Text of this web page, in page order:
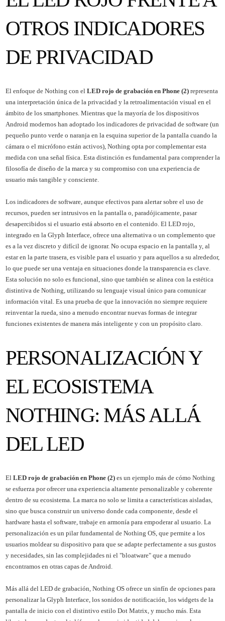
OTROS INDICADORES
DE PRIVACIDAD
El enfoque de Nothing con el LED rojo de grabación en Phone (2)representa
una interpretación única de la privacidad y la retroalimentación visual en el
ámbito de los smartphones. Mientras que la mayoría de los dispositivos
Android modernos han adoptado los indicadores de privacidad de software (un
pequeño punto verde o naranja en la esquina superior de la pantalla cuando la
cámara o el micrófono están activos), Nothing opta por complementar esta
medida con una señal física. Esta distinción es fundamental para comprender la
filosofía de diseño de la marca y su compromiso con una experiencia de
usuario más tangible y consciente.
Los indicadores de software, aunque efectivos para alertar sobre el uso de
recursos, pueden ser intrusivos en la pantalla o, paradójicamente, pasar
desapercibidos si el usuario está absorto en el contenido. El LED rojo,
integrado en la Glyph Interface, ofrece una alternativa o un complemento que
es a la vez discreto y difícil de ignorar. No ocupa espacio en la pantalla y, al
estar en la parte trasera, es visible para el usuario y para aquellos a su alrededor,
lo que puede ser una ventaja en situaciones donde la transparencia es clave.
Esta solución no solo es funcional, sino que también se alinea con la estética
distintiva de Nothing, utilizando su lenguaje visual único para comunicar
información vital. Es una prueba de que la innovación no siempre requiere
reinventar la rueda, sino a menudo encontrar nuevas formas de integrar
funciones existentes de manera más inteligente y con un propósito claro.
PERSONALIZACIÓN Y
EL ECOSISTEMA
NOTHING: MÁS ALLÁ
DEL LED
El LED rojo de grabación en Phone (2)es un ejemplo más de cómo Nothing
se esfuerza por ofrecer una experiencia altamente personalizable y coherente
dentro de su ecosistema. La marca no solo se limita a características aisladas,
sino que busca construir un universo donde cada componente, desde el
hardware hasta el software, trabaje en armonía para empoderar al usuario. La
personalización es un pilar fundamental de Nothing OS, que permite a los
usuarios moldear su dispositivo para que se adapte perfectamente a sus gustos
y necesidades, sin las complejidades ni el "bloatware" que a menudo
encontramos en otras capas de Android.
Más allá del LED de grabación, Nothing OS ofrece un sinfín de opciones para
personalizar la Glyph Interface, los sonidos de notificación, los widgets de la
pantalla de inicio con el distintivo estilo Dot Matrix, y mucho más. Esta